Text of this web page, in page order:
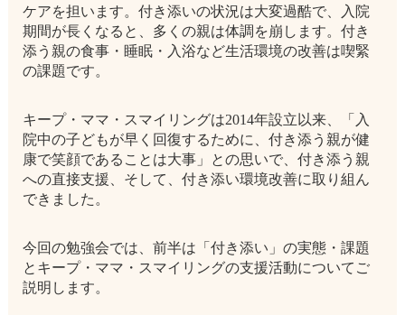
ケアを担います。付き添いの状況は大変過酷で、入院
期間が長くなると、多くの親は体調を崩します。付き
添う親の食事・睡眠・入浴など生活環境の改善は喫緊
の課題です。
キープ・ママ・スマイリングは2014年設立以来、「入
院中の子どもが早く回復するために、付き添う親が健
康で笑顔であることは大事」との思いで、付き添う親
への直接支援、そして、付き添い環境改善に取り組ん
できました。
今回の勉強会では、前半は「付き添い」の実態・課題
とキープ・ママ・スマイリングの支援活動についてご
説明します。